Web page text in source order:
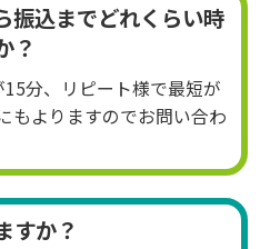
振込までどれくらい時
？
分、リピート様で最短が
もよりますのでお問い合わ
すか？